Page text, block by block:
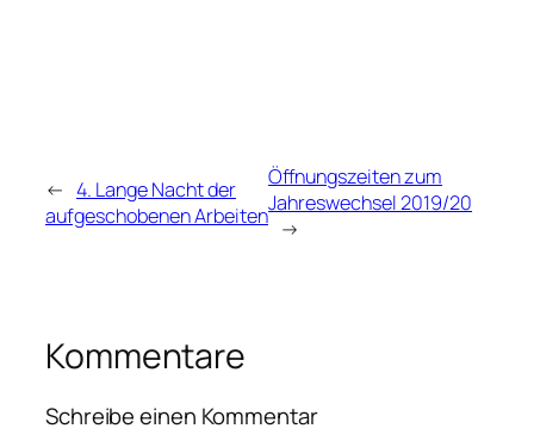
← 4. Lange Nacht der
aufgeschobenen Arbeiten
Öffnungszeiten zum
Jahreswechsel 2019/20
→
Kommentare
Schreibe einen Kommentar